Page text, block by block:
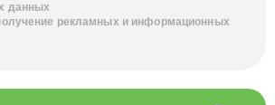
данных
рекламных и информационных